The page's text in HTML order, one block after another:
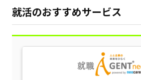
就活のおすすめサービス